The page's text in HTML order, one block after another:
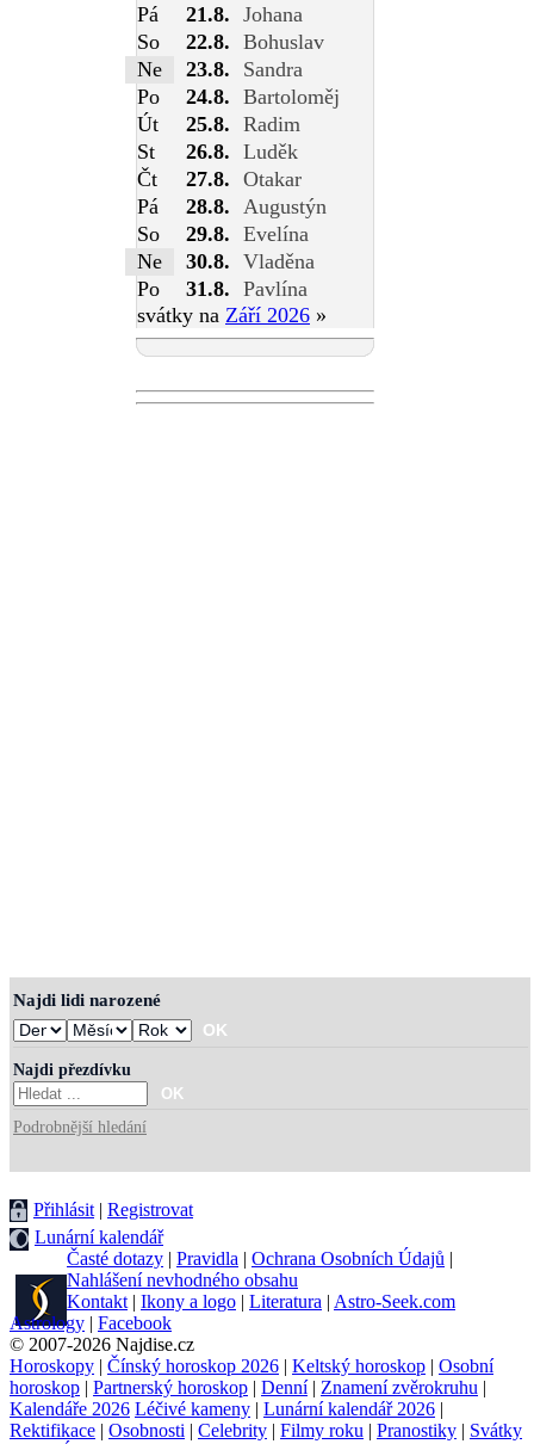
Pá
21.8. Johana
So
22.8. Bohuslav
Ne
23.8.
Sandra
Po
24.8. Bartoloměj
Út
25.8. Radim
St
26.8. Luděk
Čt
27.8. Otakar
Pá
28.8.
Augustýn
So
29.8. Evelína
Ne
30.8. Vladěna
Po
31.8. Pavlína
svátky na Září 2026 »
Najdi lidi narozené
Najdi přezdívku
Podrobnější hledání
Přihlásit | Registrovat
Lunární kalendář
Časté dotazy | Pravidla | Ochrana Osobních Údajů |
Nahlášení nevhodného obsahu
Kontakt | Ikony a logo | Literatura | Astro-Seek.com
Astrology | Facebook
© 2007-2026 Najdise.cz
Horoskopy | Čínský horoskop 2026 | Keltský horoskop | Osobní
horoskop | Partnerský horoskop | Denní| Znamení zvěrokruhu |
Kalendáře 2026 Léčivé kameny | Lunární kalendář 2026 |
Rektifikace | Osobnosti | Celebrity | Filmy roku | Pranostiky | Svátky